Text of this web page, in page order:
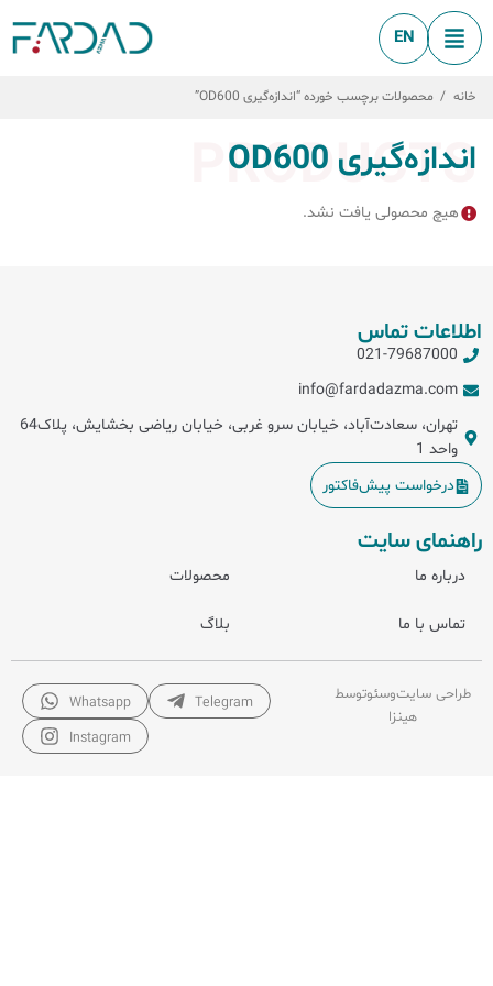
EN
خانه / محصولات برچسب خورده “اندازه‌گیری OD600”
PRODUCTS
اندازه‌گیری OD600
هیچ محصولی یافت نشد.
اطلاعات تماس
021-79687000
info@fardadazma.com
تهران، سعادت‌آباد، خیابان سرو غربی، خیابان ریاضی بخشایش، پلاک64
واحد 1
راهنمای سایت
درباره ما محصولات
تماس با ما بلاگ
درخواست پیش‌فاکتور
طراحی سایتوسئوتوسط
هینزا
Whatsapp
Telegram
Instagram